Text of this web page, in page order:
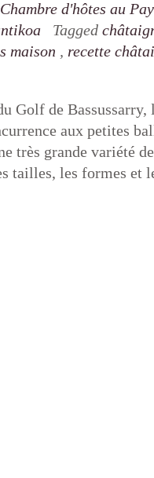
d'hôtes au
Tagged
maison , recette
Golf de Bassussarry,
aux petites
très grande variété
tailles, les formes et